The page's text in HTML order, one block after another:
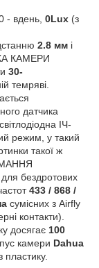
- вдень, 0Lux (з
2.8 мм і
КАМЕРИ
30-
темряві.
датчика
ІЧ-
режим, у такий
такої ж
бездротових
433 / 868 /
сумісних з Airfly
контакти).
досягає 100
камери Dahua
пластику.